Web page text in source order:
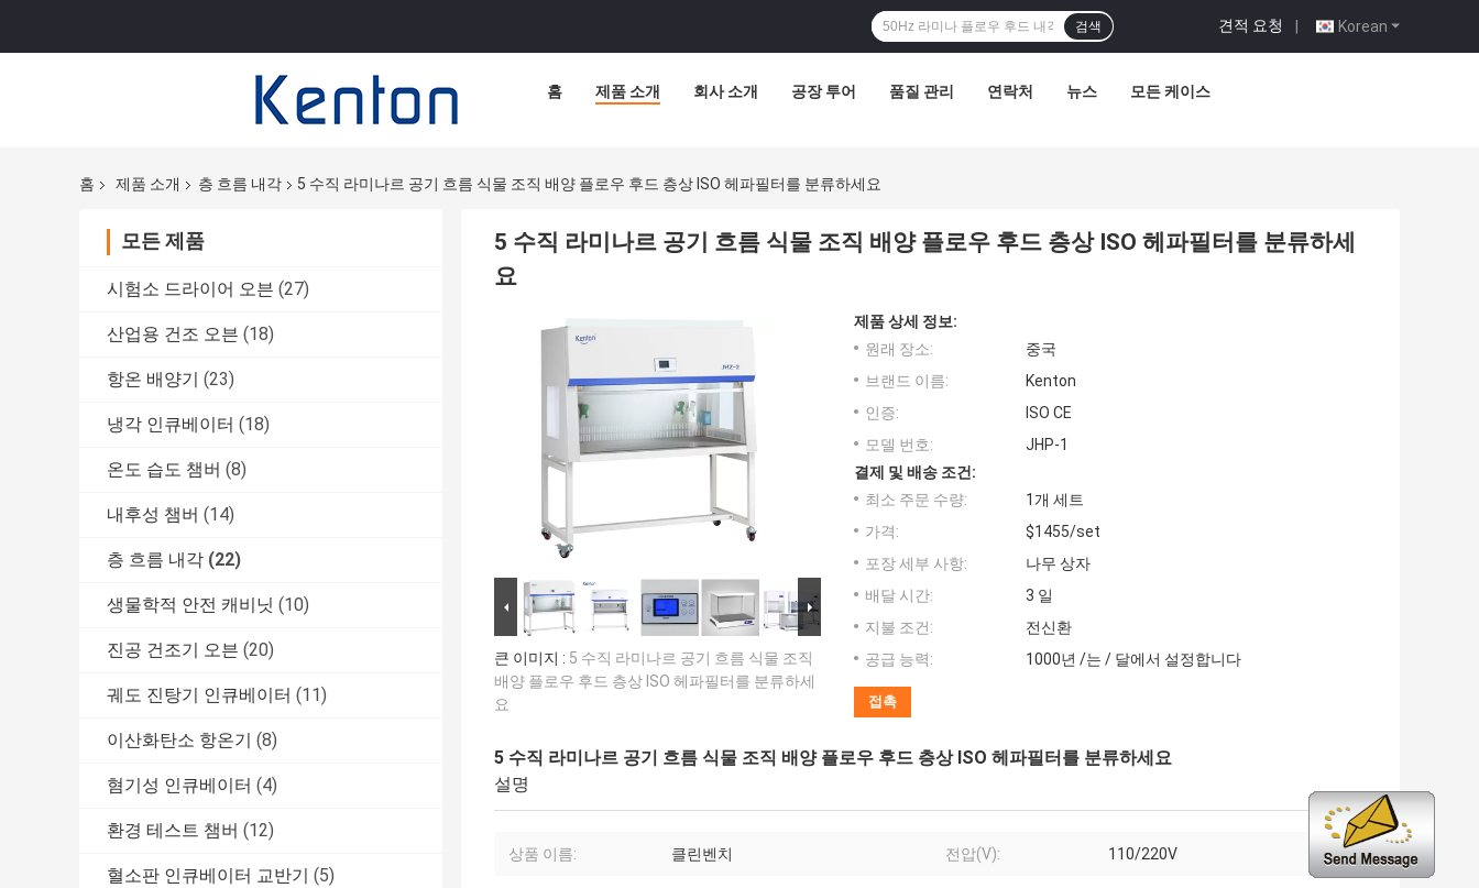
Korean
견적 요청 |
검색
홈 제품 소개 회사 소개 공장 투어 품질 관리 연락처 뉴스 모든 케이스
홈 제품 소개 층 흐름 내각 5 수직 라미나르 공기 흐름 식물 조직 배양 플로우 후드 층상 ISO 헤파필터를 분류하세요
모든 제품
시험소 드라이어 오븐 (27)
산업용 건조 오븐 (18)
항온 배양기 (23)
냉각 인큐베이터 (18)
온도 습도 챔버 (8)
내후성 챔버 (14)
층 흐름 내각 (22)
생물학적 안전 캐비닛 (10)
진공 건조기 오븐 (20)
궤도 진탕기 인큐베이터 (11)
이산화탄소 항온기 (8)
혐기성 인큐베이터 (4)
환경 테스트 챔버 (12)
혈소판 인큐베이터 교반기 (5)
5 수직 라미나르 공기 흐름 식물 조직 배양 플로우 후드 층상 ISO 헤파필터를 분류하세
요
큰 이미지 : 5 수직 라미나르 공기 흐름 식물 조직
배양 플로우 후드 층상 ISO 헤파필터를 분류하세
요
제품 상세 정보:
원래 장소:
중국
브랜드 이름:
Kenton
인증:
ISO CE
모델 번호:
JHP-1
결제 및 배송 조건:
최소 주문 수량:
1개 세트
가격:
$1455/set
포장 세부 사항:
나무 상자
배달 시간:
3 일
지불 조건:
전신환
공급 능력:
1000년 /는 / 달에서 설정합니다
접촉
5 수직 라미나르 공기 흐름 식물 조직 배양 플로우 후드 층상 ISO 헤파필터를 분류하세요
설명
상품 이름: 클린벤치 전압(V): 110/220V